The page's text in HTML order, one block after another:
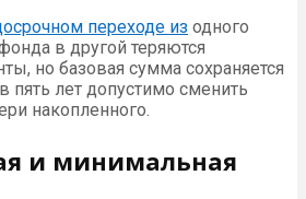
переходе из одного
в другой теряются
но базовая сумма сохраняется
пять лет допустимо сменить
накопленного.
и минимальная